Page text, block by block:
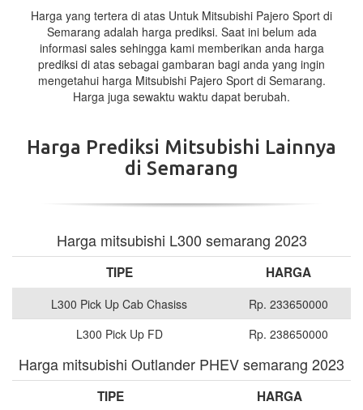
Harga yang tertera di atas Untuk Mitsubishi Pajero Sport di
Semarang adalah harga prediksi. Saat ini belum ada
informasi sales sehingga kami memberikan anda harga
prediksi di atas sebagai gambaran bagi anda yang ingin
mengetahui harga Mitsubishi Pajero Sport di Semarang.
Harga juga sewaktu waktu dapat berubah.
Harga Prediksi Mitsubishi Lainnya
di Semarang
Harga mitsubishi L300 semarang 2023
TIPE HARGA
L300 Pick Up Cab Chasiss
Rp. 233650000
L300 Pick Up FD
Rp. 238650000
Harga mitsubishi Outlander PHEV semarang 2023
TIPE HARGA